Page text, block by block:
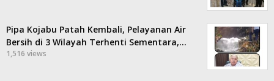
Pipa Kojabu Patah Kembali, Pelayanan Air
Bersih di 3 Wilayah Terhenti Sementara,…
1,516 views